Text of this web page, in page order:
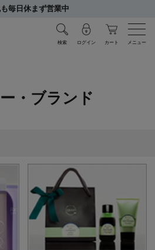
毎日休まず営業中
検索 ログイン カート メニュー
・ブランド